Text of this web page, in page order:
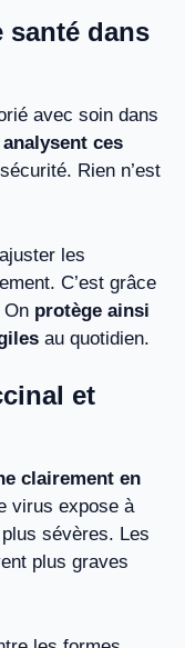
santé dans
avec soin dans
analysent ces
Rien n’est
les
C’est grâce
On protège ainsi
au quotidien.
et
clairement en
virus expose à
sévères. Les
plus graves